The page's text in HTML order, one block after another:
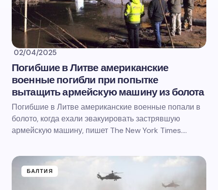
02/04/2025
Погибшие в Литве американские
военные погибли при попытке
вытащить армейскую машину из болота
Погибшие в Литве американские военные попали в
болото, когда ехали эвакуировать застрявшую
армейскую машину, пишет The New York Times.…
БАЛТИЯ